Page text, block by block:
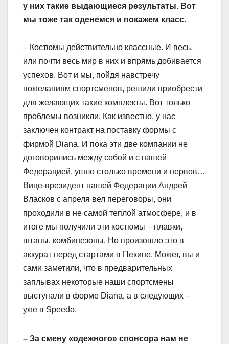
у них такие выдающиеся результаты. Вот
мы тоже так оденемся и покажем класс.
– Костюмы действительно классные. И весь,
или почти весь мир в них и впрямь добивается
успехов. Вот и мы, пойдя навстречу
пожеланиям спортсменов, решили приобрести
для желающих такие комплекты. Вот только
проблемы возникли. Как известно, у нас
заключен контракт на поставку формы с
фирмой Diana. И пока эти две компании не
договорились между собой и с нашей
Федерацией, ушло столько времени и нервов…
Вице-президент нашей Федерации Андрей
Власков с апреля вел переговоры, они
проходили в не самой теплой атмосфере, и в
итоге мы получили эти костюмы – плавки,
штаны, комбинезоны. Но произошло это в
аккурат перед стартами в Пекине. Может, вы и
сами заметили, что в предварительных
заплывах некоторые наши спортсмены
выступали в форме Diana, а в следующих –
уже в Speedo.
– За смену «одежного» спонсора нам не